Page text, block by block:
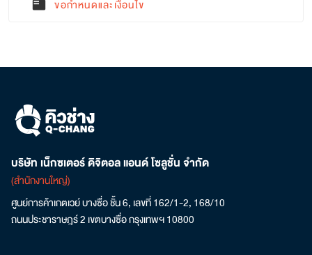
featured_play_list ข้อกำหนดและเงื่อนไข
บริษัท เน็กซเตอร์ ดิจิตอล แอนด์ โซลูชั่น จำกัด
(สำนักงานใหญ่)
ศูนย์การค้าเกตเวย์ บางซื่อ ชั้น 6, เลขที่ 162/1-2, 168/10
ถนนประชาราษฎร์ 2 เขตบางซื่อ กรุงเทพฯ 10800